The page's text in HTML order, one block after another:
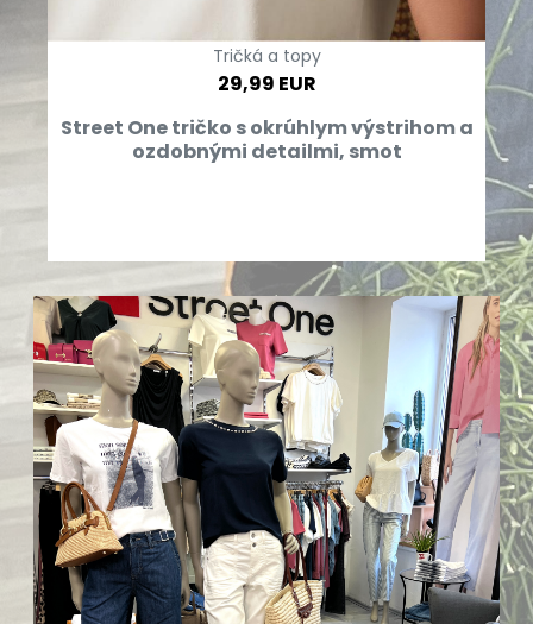
Tričká a topy
29,99 EUR
Street One tričko s okrúhlym výstrihom a
ozdobnými detailmi, smot